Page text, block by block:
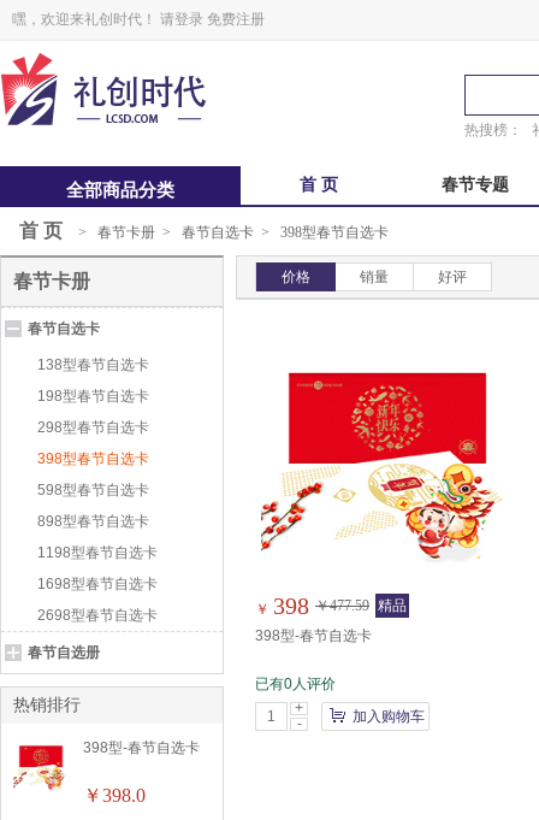
嘿，欢迎来礼创时代！ 请登录 免费注册
热搜榜：
全部商品分类 首 页 春节专题
中秋福卡
锋味 粽子礼盒
首 页 > 春节卡册 > 春节自选卡 > 398型春节自选卡
价格 销量 好评
￥ 398 ￥477.59 精品
398型-春节自选卡
已有0人评价
+
-
加入购物车
春节卡册
春节自选卡
138型春节自选卡
198型春节自选卡
298型春节自选卡
398型春节自选卡
598型春节自选卡
898型春节自选卡
1198型春节自选卡
1698型春节自选卡
2698型春节自选卡
春节自选册
热销排行
398型-春节自选卡
￥398.0